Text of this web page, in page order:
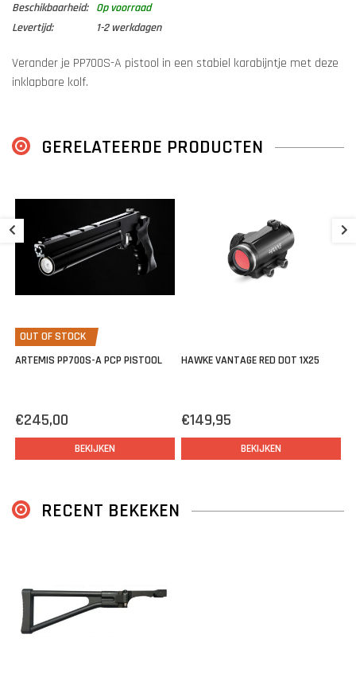
Beschikbaarheid:
Op voorraad
Levertijd:
1-2 werkdagen
Verander je PP700S-A pistool in een stabiel karabijntje met deze
inklapbare kolf.
GERELATEERDE PRODUCTEN
OUT OF STOCK
ARTEMIS PP700S-A PCP PISTOOL
€245,00
BEKIJKEN
HAWKE VANTAGE RED DOT 1X25
€149,95
BEKIJKEN
RECENT BEKEKEN